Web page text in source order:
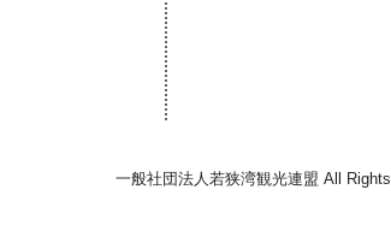
一般社団法人若狭湾観光連盟 All